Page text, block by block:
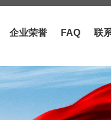
企业荣誉 FAQ 联